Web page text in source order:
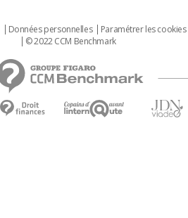
Données personnelles Paramétrer les cookies
© 2022 CCM Benchmark